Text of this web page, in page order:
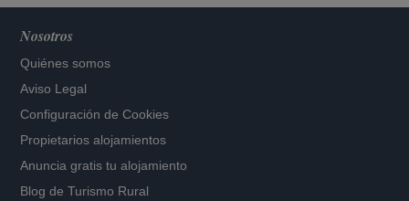
Nosotros
Quiénes somos
Aviso Legal
Configuración de Cookies
Propietarios alojamientos
Anuncia gratis tu alojamiento
Blog de Turismo Rural